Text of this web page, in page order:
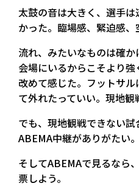
太鼓の音は大きく、選手
かった。臨場感、緊迫感、
流れ、みたいなものは確
会場にいるからこそより
改めて感じた。フットサ
て外れたっていい。現地観
でも、現地観戦できない
ABEMA中継がありがたい。
そしてABEMAで見るなら
票しよう。